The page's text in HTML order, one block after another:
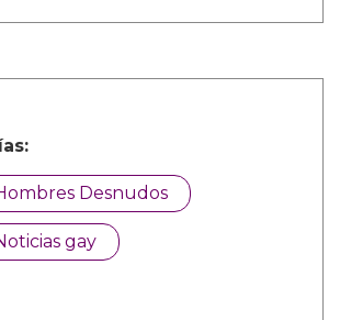
Desnudos
gay